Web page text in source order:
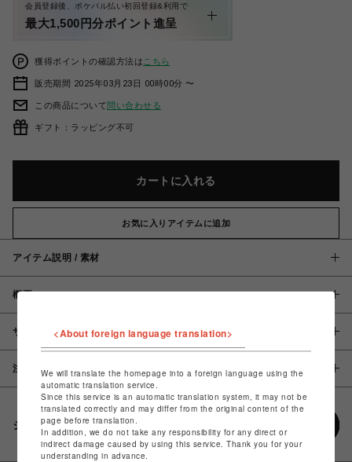
会員登録後、ポケパル払い初回登録&利用で
最大1,500円分ポイント進呈
獲得ポイントの確認方法は こちら
販売期間 2025年03月23日 00時00分 〜
この商品について問い合わせる
ギフト：ラッピング不可
カートに入れる
お気に入りアイテムに追加
アイテム説明 / 素材
概要
サイズ
注意事項
シェアする
<About foreign language translation>
We will translate the homepage into a foreign language using the
automatic translation service.
Since this service is an automatic translation system, it may not be
translated correctly and may differ from the original content of the
page before translation.
In addition, we do not take any responsibility for any direct or
indirect damage caused by using this service. Thank you for your
understanding in advance.